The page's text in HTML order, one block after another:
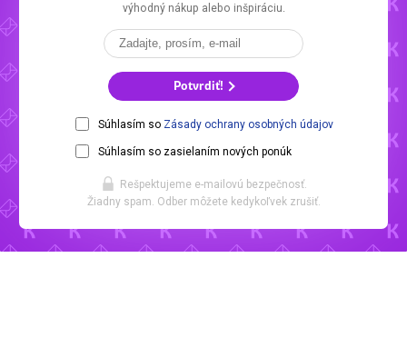
výhodný nákup alebo inšpiráciu.
Potvrdiť!
Súhlasím so Zásady ochrany osobných údajov
Súhlasím so zasielaním nových ponúk
Rešpektujeme e-mailovú bezpečnosť.
Žiadny spam. Odber môžete kedykoľvek zrušiť.